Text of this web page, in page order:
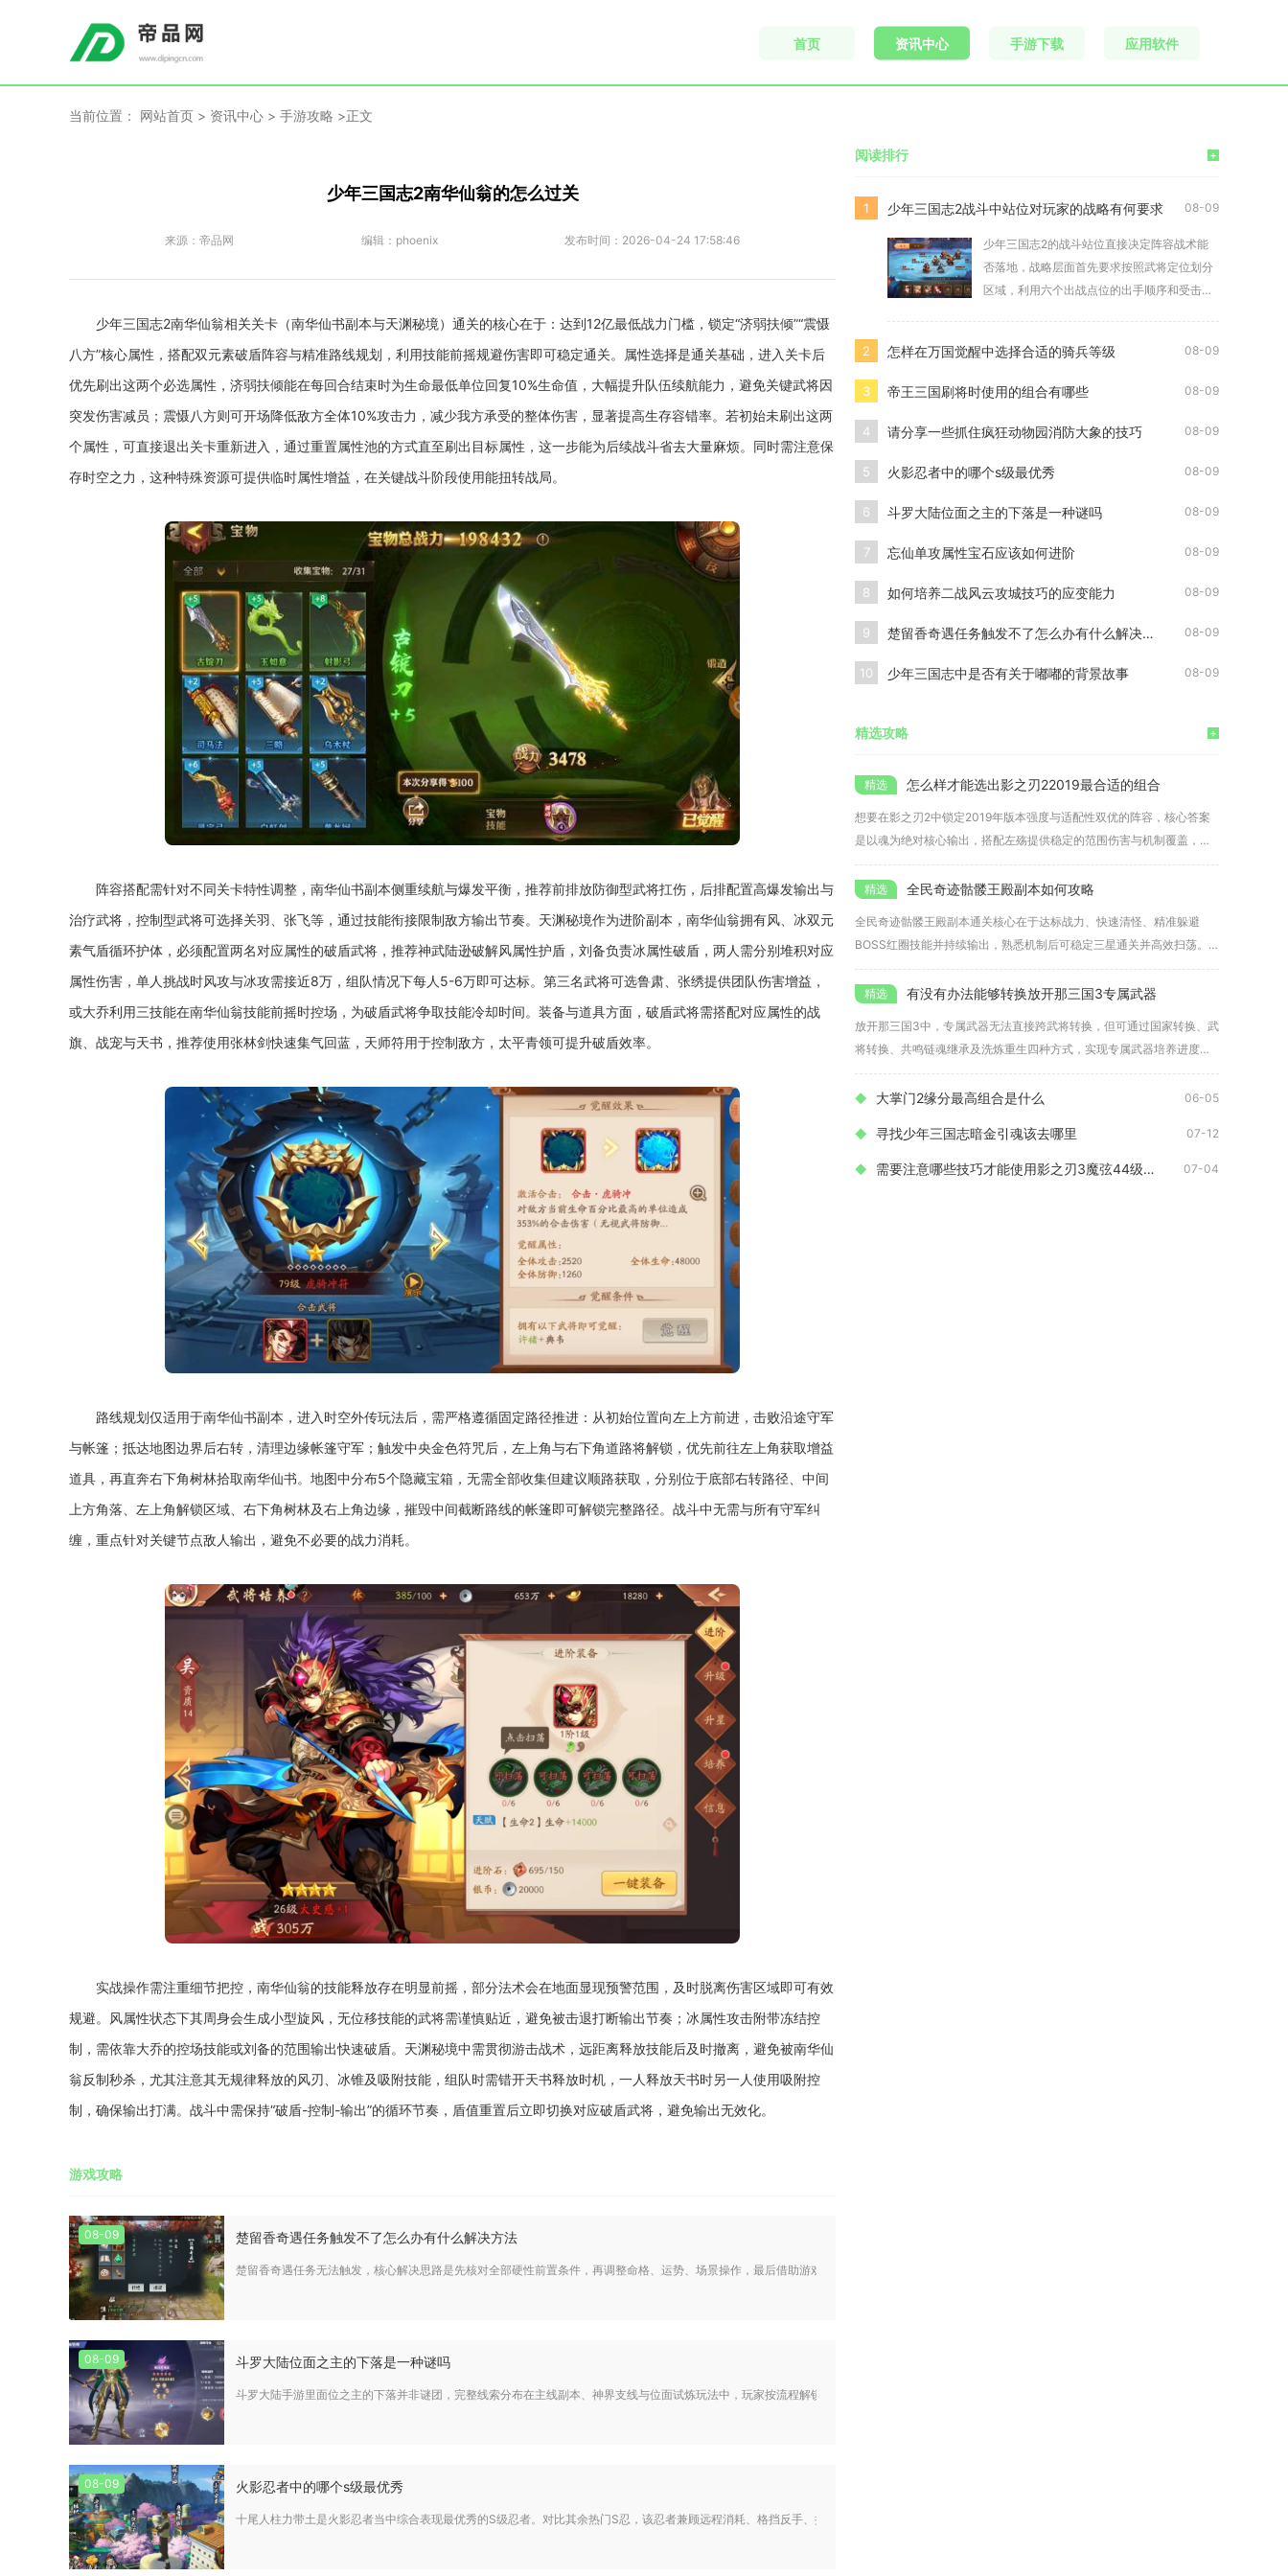
首页 资讯中心 手游下载 应用软件
当前位置： 网站首页 > 资讯中心 > 手游攻略 >正文
少年三国志2南华仙翁的怎么过关
来源： 帝品网 编辑： phoenix 发布时间： 2026-04-24 17:58:46
少年三国志2南华仙翁相关关卡（南华仙书副本与天渊秘境）通关的核心在于：达到12亿最低战力门槛，锁定“济弱扶倾”“震慑
八方”核心属性，搭配双元素破盾阵容与精准路线规划，利用技能前摇规避伤害即可稳定通关。属性选择是通关基础，进入关卡后
优先刷出这两个必选属性，济弱扶倾能在每回合结束时为生命最低单位回复10%生命值，大幅提升队伍续航能力，避免关键武将因
突发伤害减员；震慑八方则可开场降低敌方全体10%攻击力，减少我方承受的整体伤害，显著提高生存容错率。若初始未刷出这两
个属性，可直接退出关卡重新进入，通过重置属性池的方式直至刷出目标属性，这一步能为后续战斗省去大量麻烦。同时需注意保
存时空之力，这种特殊资源可提供临时属性增益，在关键战斗阶段使用能扭转战局。
阵容搭配需针对不同关卡特性调整，南华仙书副本侧重续航与爆发平衡，推荐前排放防御型武将扛伤，后排配置高爆发输出与
治疗武将，控制型武将可选择关羽、张飞等，通过技能衔接限制敌方输出节奏。天渊秘境作为进阶副本，南华仙翁拥有风、冰双元
素气盾循环护体，必须配置两名对应属性的破盾武将，推荐神武陆逊破解风属性护盾，刘备负责冰属性破盾，两人需分别堆积对应
属性伤害，单人挑战时风攻与冰攻需接近8万，组队情况下每人5-6万即可达标。第三名武将可选鲁肃、张绣提供团队伤害增益，
或大乔利用三技能在南华仙翁技能前摇时控场，为破盾武将争取技能冷却时间。装备与道具方面，破盾武将需搭配对应属性的战
旗、战宠与天书，推荐使用张林剑快速集气回蓝，天师符用于控制敌方，太平青领可提升破盾效率。
路线规划仅适用于南华仙书副本，进入时空外传玩法后，需严格遵循固定路径推进：从初始位置向左上方前进，击败沿途守军
与帐篷；抵达地图边界后右转，清理边缘帐篷守军；触发中央金色符咒后，左上角与右下角道路将解锁，优先前往左上角获取增益
道具，再直奔右下角树林拾取南华仙书。地图中分布5个隐藏宝箱，无需全部收集但建议顺路获取，分别位于底部右转路径、中间
上方角落、左上角解锁区域、右下角树林及右上角边缘，摧毁中间截断路线的帐篷即可解锁完整路径。战斗中无需与所有守军纠
缠，重点针对关键节点敌人输出，避免不必要的战力消耗。
实战操作需注重细节把控，南华仙翁的技能释放存在明显前摇，部分法术会在地面显现预警范围，及时脱离伤害区域即可有效
规避。风属性状态下其周身会生成小型旋风，无位移技能的武将需谨慎贴近，避免被击退打断输出节奏；冰属性攻击附带冻结控
制，需依靠大乔的控场技能或刘备的范围输出快速破盾。天渊秘境中需贯彻游击战术，远距离释放技能后及时撤离，避免被南华仙
翁反制秒杀，尤其注意其无规律释放的风刃、冰锥及吸附技能，组队时需错开天书释放时机，一人释放天书时另一人使用吸附控
制，确保输出打满。战斗中需保持“破盾-控制-输出”的循环节奏，盾值重置后立即切换对应破盾武将，避免输出无效化。
游戏攻略
08-09 楚留香奇遇任务触发不了怎么办有什么解决方法
楚留香奇遇任务无法触发，核心解决思路是先核对全部硬性前置条件，再调整命格、运势、场景操作，最后借助游戏内置工具排查隐藏限制，按这套顺序操作基本能解决绝大多数卡触发问题，极少情况可通
08-09 斗罗大陆位面之主的下落是一种谜吗
斗罗大陆手游里面位之主的下落并非谜团，完整线索分布在主线副本、神界支线与位面试炼玩法中，玩家按流程解锁剧情就能完整梳理人物轨迹，不存在无迹可寻的隐藏伏笔。手游严格遵循原著主线设定，
08-09 火影忍者中的哪个s级最优秀
十尾人柱力带土是火影忍者当中综合表现最优秀的S级忍者。对比其余热门S忍，该忍者兼顾远程消耗、格挡反手、抓取破霸体多种机制，不管是低分段快速上分，还是超影分段高强度博弈，都能够稳定发挥
阅读排行 +
1 少年三国志2战斗中站位对玩家的战略有何要求 08-09
少年三国志2的战斗站位直接决定阵容战术能
否落地，战略层面首先要求按照武将定位划分
区域，利用六个出战点位的出手顺序和受击规
2 怎样在万国觉醒中选择合适的骑兵等级 08-09
3 帝王三国刷将时使用的组合有哪些 08-09
4 请分享一些抓住疯狂动物园消防大象的技巧 08-09
5 火影忍者中的哪个s级最优秀 08-09
6 斗罗大陆位面之主的下落是一种谜吗 08-09
7 忘仙单攻属性宝石应该如何进阶 08-09
8 如何培养二战风云攻城技巧的应变能力 08-09
9 楚留香奇遇任务触发不了怎么办有什么解决方法 08-09
10 少年三国志中是否有关于嘟嘟的背景故事 08-09
精选攻略 +
怎么样才能选出影之刃22019最合适的组合
想要在影之刃2中锁定2019年版本强度与适配性双优的阵容，核心答案
是以魂为绝对核心输出，搭配左殇提供稳定的范围伤害与机制覆盖，再
由
全民奇迹骷髅王殿副本如何攻略
全民奇迹骷髅王殿副本通关核心在于达标战力、快速清怪、精准躲避
BOSS红圈技能并持续输出，熟悉机制后可稳定三星通关并高效扫荡。
骷髅王
有没有办法能够转换放开那三国3专属武器
放开那三国3中，专属武器无法直接跨武将转换，但可通过国家转换、武
将转换、共鸣链魂继承及洗炼重生四种方式，实现专属武器培养进度的
迁移
大掌门2缘分最高组合是什么 06-05
寻找少年三国志暗金引魂该去哪里 07-12
需要注意哪些技巧才能使用影之刃3魔弦44级技能连招 07-04